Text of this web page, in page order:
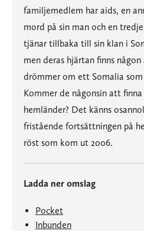
familjemedlem har aids, en
mord på sin man och en
tjänar tillbaka till sin klan i
men deras hjärtan finns någon
drömmer om ett Somalia
Kommer de någonsin att
hemländer? Det känns
fristående fortsättningen på
röst som kom ut 2006.
Ladda ner omslag
Pocket
Inbunden